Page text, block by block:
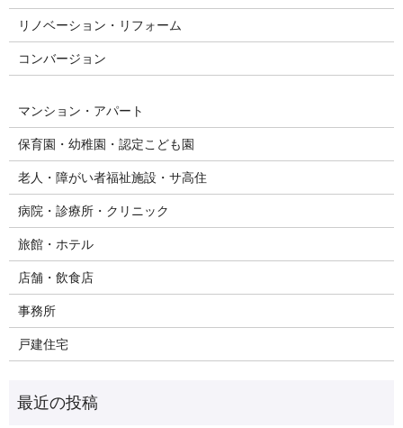
リノベーション・リフォーム
コンバージョン
マンション・アパート
保育園・幼稚園・認定こども園
老人・障がい者福祉施設・サ高住
病院・診療所・クリニック
旅館・ホテル
店舗・飲食店
事務所
戸建住宅